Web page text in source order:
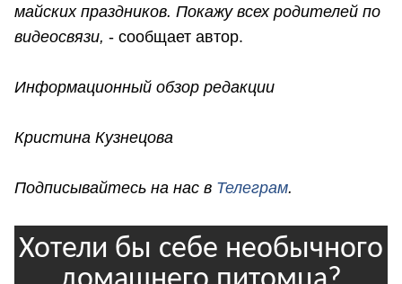
майских праздников. Покажу всех родителей по
видеосвязи, - сообщает автор.
Информационный обзор редакции
Кристина Кузнецова
Подписывайтесь на нас в Телеграм.